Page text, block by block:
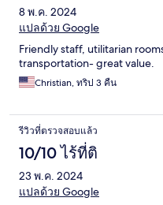
8 พ.ค. 2024
แปลด้วย Google
Friendly staff, utilitarian
transportation- great value.
Christian, ทริป 3 คืน
รีวิวที่ตรวจสอบแล้ว
10/10 ไร้ที่ติ
23 พ.ค. 2024
แปลด้วย Google